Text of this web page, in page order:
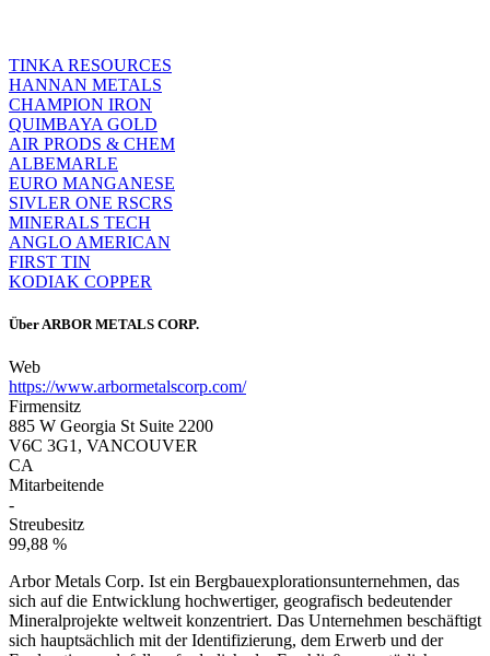
TINKA RESOURCES
HANNAN METALS
CHAMPION IRON
QUIMBAYA GOLD
AIR PRODS & CHEM
ALBEMARLE
EURO MANGANESE
SIVLER ONE RSCRS
MINERALS TECH
ANGLO AMERICAN
FIRST TIN
KODIAK COPPER
Über ARBOR METALS CORP.
Web
https://www.arbormetalscorp.com/
Firmensitz
885 W Georgia St Suite 2200
V6C 3G1, VANCOUVER
CA
Mitarbeitende
-
Streubesitz
99,88 %
Arbor Metals Corp. Ist ein Bergbauexplorationsunternehmen, das
sich auf die Entwicklung hochwertiger, geografisch bedeutender
Mineralprojekte weltweit konzentriert. Das Unternehmen beschäftigt
sich hauptsächlich mit der Identifizierung, dem Erwerb und der